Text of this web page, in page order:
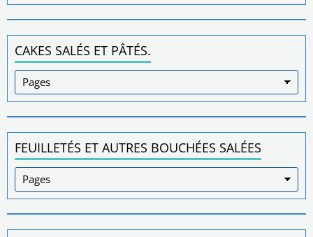
CAKES SALÉS ET PÂTÉS.
FEUILLETÉS ET AUTRES BOUCHÉES SALÉES